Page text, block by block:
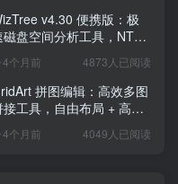
v4.30 便携版：极
磁盘空间分析工具，NTFS
4个月前 4873人已阅读
拼图编辑：高效多图
接工具，自由布局 + 高清
4个月前 4049人已阅读